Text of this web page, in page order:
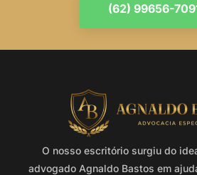
(62) 99656-
O nosso escritório surgiu do
advogado Agnaldo Bastos em